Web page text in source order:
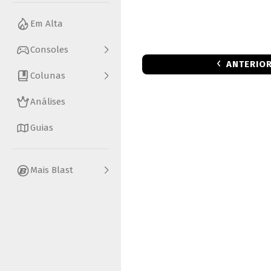
Em Alta
Consoles
Colunas
Análises
Guias
Mais Blast
ANTERIOR